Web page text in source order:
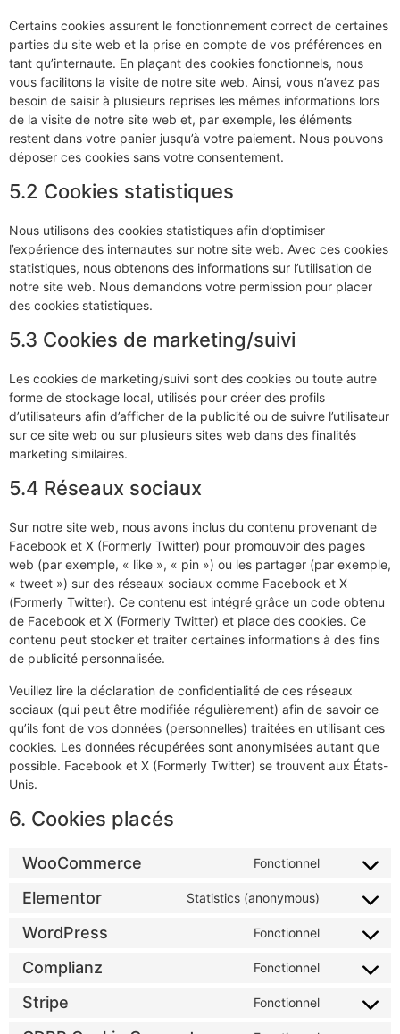
Certains cookies assurent le fonctionnement correct de certaines
parties du site web et la prise en compte de vos préférences en
tant qu’internaute. En plaçant des cookies fonctionnels, nous
vous facilitons la visite de notre site web. Ainsi, vous n’avez pas
besoin de saisir à plusieurs reprises les mêmes informations lors
de la visite de notre site web et, par exemple, les éléments
restent dans votre panier jusqu’à votre paiement. Nous pouvons
déposer ces cookies sans votre consentement.
5.2 Cookies statistiques
Nous utilisons des cookies statistiques afin d’optimiser
l’expérience des internautes sur notre site web. Avec ces cookies
statistiques, nous obtenons des informations sur l’utilisation de
notre site web. Nous demandons votre permission pour placer
des cookies statistiques.
5.3 Cookies de marketing/suivi
Les cookies de marketing/suivi sont des cookies ou toute autre
forme de stockage local, utilisés pour créer des profils
d’utilisateurs afin d’afficher de la publicité ou de suivre l’utilisateur
sur ce site web ou sur plusieurs sites web dans des finalités
marketing similaires.
5.4 Réseaux sociaux
Sur notre site web, nous avons inclus du contenu provenant de
Facebook et X (Formerly Twitter) pour promouvoir des pages
web (par exemple, « like », « pin ») ou les partager (par exemple,
« tweet ») sur des réseaux sociaux comme Facebook et X
(Formerly Twitter). Ce contenu est intégré grâce un code obtenu
de Facebook et X (Formerly Twitter) et place des cookies. Ce
contenu peut stocker et traiter certaines informations à des fins
de publicité personnalisée.
Veuillez lire la déclaration de confidentialité de ces réseaux
sociaux (qui peut être modifiée régulièrement) afin de savoir ce
qu’ils font de vos données (personnelles) traitées en utilisant ces
cookies. Les données récupérées sont anonymisées autant que
possible. Facebook et X (Formerly Twitter) se trouvent aux États-
Unis.
6. Cookies placés
WooCommerce Fonctionnel
Elementor Statistics (anonymous)
WordPress Fonctionnel
Complianz Fonctionnel
Stripe Fonctionnel